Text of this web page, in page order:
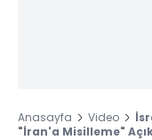
Anasayfa Video
"İran'a Misilleme"